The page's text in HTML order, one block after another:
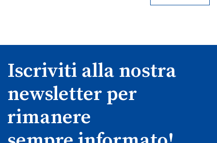
Iscriviti alla nostra
newsletter per
rimanere